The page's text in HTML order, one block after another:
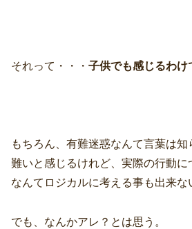
それって・・・ 子供でも感じるわけ
もちろん、有難迷惑なんて言葉は
難いと感じるけれど、実際の行動に
なんてロジカルに考える事も出来な
でも、なんかアレ？とは思う。